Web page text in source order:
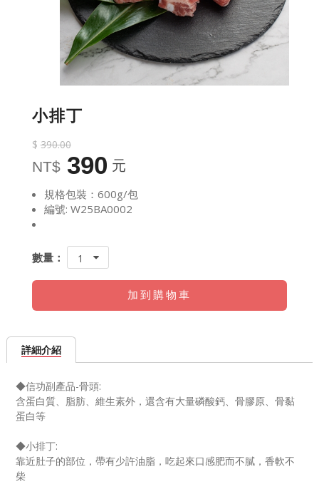
小排丁
$ 390.00
NT$ 390 元
規格包裝：600g/包
編號: W25BA0002
數量： 1
加到購物車
詳細介紹
◆信功副產品-骨頭:
含蛋白質、脂肪、維生素外，還含有大量磷酸鈣、骨膠原、骨黏
蛋白等
◆小排丁:
靠近肚子的部位，帶有少許油脂，吃起來口感肥而不膩，香軟不
柴